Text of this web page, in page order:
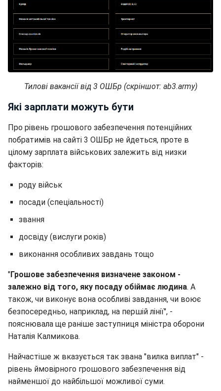
Тилові вакансії від 3 ОШБр (скріншот: ab3.army)
Які зарплати можуть бути
Про рівень грошового забезпечення потенційних
побратимів на сайті 3 ОШБр не йдеться, проте в
цілому зарплата військових залежить від низки
факторів:
роду військ
посади (спеціальності)
звання
досвіду (вислуги років)
виконання особливих завдань тощо
"Грошове забезпечення визначене законом -
залежно від того, яку посаду обіймає людина. А
також, чи виконує вона особливі завдання, чи воює
безпосередньо, наприклад, на першій лінії", -
пояснювала ще раніше заступниця міністра оборони
Наталія Калмикова.
Найчастіше ж вказується так звана "вилка виплат" -
рівень ймовірного грошового забезпечення від
найменшої до найбільшої можливої суми.